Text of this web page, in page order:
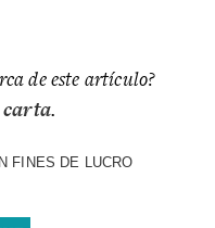
de este artículo?
carta.
FINES DE LUCRO